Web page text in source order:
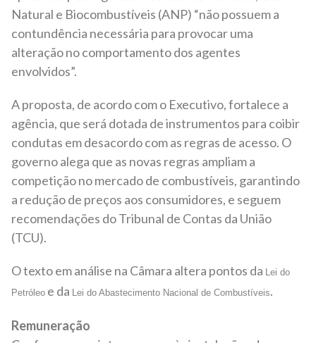
Natural e Biocombustíveis (ANP) “não possuem a
contundência necessária para provocar uma
alteração no comportamento dos agentes
envolvidos”.
A proposta, de acordo com o Executivo, fortalece a
agência, que será dotada de instrumentos para coibir
condutas em desacordo com as regras de acesso. O
governo alega que as novas regras ampliam a
competição no mercado de combustíveis, garantindo
a redução de preços aos consumidores, e seguem
recomendações do Tribunal de Contas da União
(TCU).
O texto em análise na Câmara altera pontos da Lei do
Petróleo e da Lei do Abastecimento Nacional de Combustíveis.
Remuneração